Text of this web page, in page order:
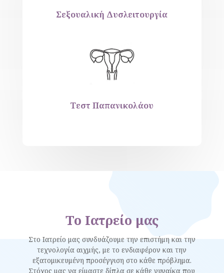
Σεξουαλική Δυσλειτουργία
Τεστ Παπανικολάου
To Ιατρείο μας
Στο Ιατρείο μας συνδυάζουμε την επιστήμη και την
τεχνολογία αιχμής, με το ενδιαφέρον και την
εξατομικευμένη προσέγγιση στο κάθε πρόβλημα.
Στόχος μας να είμαστε δίπλα σε κάθε γυναίκα που